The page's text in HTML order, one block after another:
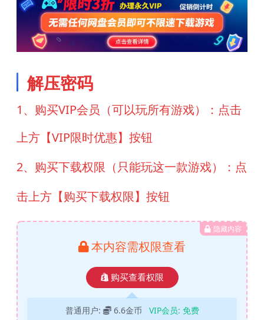
解压密码
1、购买VIP会员（可以玩所有游戏）：点击
上方【VIP限时优惠】按钮
2、购买下载权限（只能玩这一款游戏）：点
击上方【购买下载权限】按钮
隐藏内容
本内容需权限查看
购买查看权限
普通用户: 6.6金币 VIP会员: 免费